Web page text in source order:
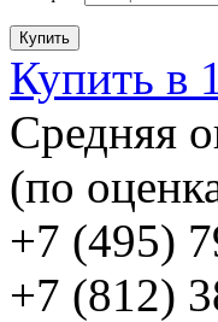
Купить
Купить в
Cредняя
(по
+7 (495)
+7 (812)